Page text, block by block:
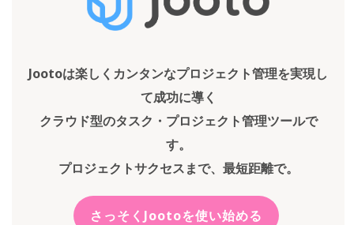
Jootoは楽しくカンタンなプロジェクト管理を実現し
て成功に導く
クラウド型のタスク・プロジェクト管理ツールで
す。
プロジェクトサクセスまで、最短距離で。
さっそくJootoを使い始める